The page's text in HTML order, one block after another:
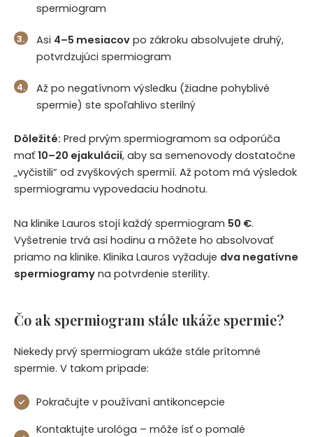
spermiogram
Asi 4–5 mesiacovpo zákroku absolvujete druhý,
potvrdzujúci spermiogram
Až po negatívnom výsledku (žiadne pohyblivé
spermie) ste spoľahlivo sterilný
Dôležité: Pred prvým spermiogramom sa odporúča
mať10–20 ejakulácií, aby sa semenovody dostatočne
„vyčistili“ od zvyškových spermií. Až potom má výsledok
spermiogramu vypovedaciu hodnotu.
Na klinike Lauros stojí každý spermiogram 50 €.
Vyšetrenie trvá asi hodinu a môžete ho absolvovať
priamo na klinike. Klinika Lauros vyžaduje dva negatívne
spermiogramy na potvrdenie sterility.
Čo ak spermiogram stále ukáže spermie?
Niekedy prvý spermiogram ukáže stále prítomné
spermie. V takom prípade:
Pokračujte v používaní antikoncepcie
Kontaktujte urológa – môže ísť o pomalé